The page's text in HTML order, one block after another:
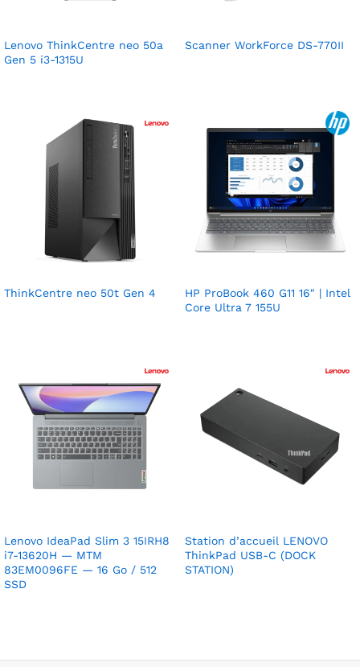
Lenovo ThinkCentre neo 50a
Gen 5 i3-1315U
Scanner WorkForce DS-770II
ThinkCentre neo 50t Gen 4
HP ProBook 460 G11 16″ | Intel
Core Ultra 7 155U
Lenovo IdeaPad Slim 3 15IRH8
i7-13620H — MTM
83EM0096FE — 16 Go / 512
SSD
Station d’accueil LENOVO
ThinkPad USB-C (DOCK
STATION)